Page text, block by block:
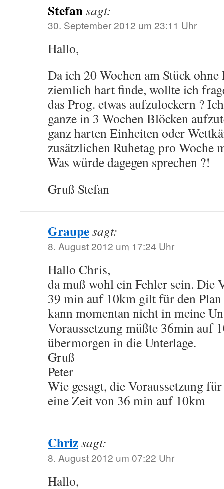
Stefansagt:
30. September 2012 um 23:11 Uhr
Hallo,
Da ich 20 Wochen am Stück
ziemlich hart finde, wollte ich
das Prog. etwas aufzulockern ?
ganze in 3 Wochen Blöcken
ganz harten Einheiten oder
zusätzlichen Ruhetag pro Woche
Was würde dagegen sprechen ?!
Gruß Stefan
Graupesagt:
8. August 2012 um 17:24 Uhr
Hallo Chris,
da muß wohl ein Fehler sein. Die
39 min auf 10km gilt für den
kann momentan nicht in meine
Voraussetzung müßte 36min auf
übermorgen in die Unterlage.
Gruß
Peter
Wie gesagt, die Voraussetzung
eine Zeit von 36 min auf 10km
Chrizsagt:
8. August 2012 um 07:22 Uhr
Hallo,